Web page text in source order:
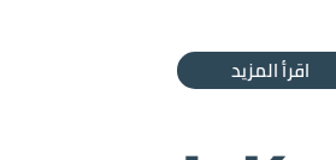
اقرأ المزيد